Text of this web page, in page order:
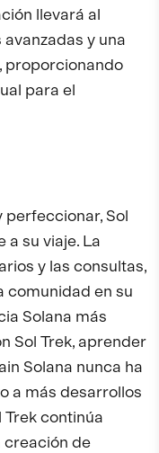
llevará al
y una
proporcionando
para el
perfeccionar, Sol
a su viaje. La
y las consultas,
comunidad en su
Solana más
Sol Trek, aprender
Solana nunca ha
a más desarrollos
continúa
creación de